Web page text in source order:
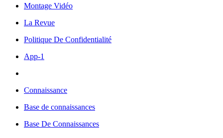
Montage Vidéo
La Revue
Politique De Confidentialité
App-1
Connaissance
Base de connaissances
Base De Connaissances